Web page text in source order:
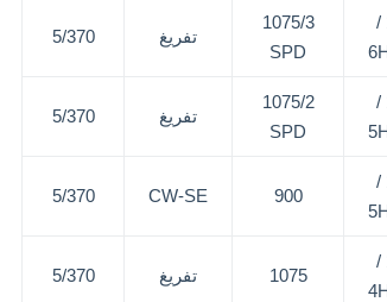
1 /
1075/3
SPD
تفريغ 5/370
1 /
1075/2
SPD
تفريغ 5/370
1 /
900
CW-SE
5/370
1 /
1075 تفريغ 5/370